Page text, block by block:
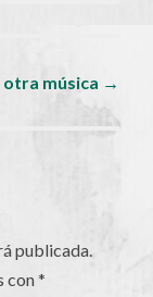
otra música →
publicada.
con*